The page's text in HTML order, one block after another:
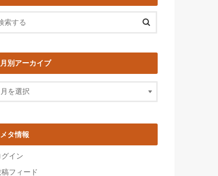
月別アーカイブ
メタ情報
グイン
稿フィード